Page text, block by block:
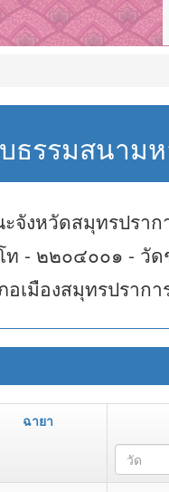
ธรรมสนาม
จังหวัดสมุทรปรา
ท - ๒๒๐๔๐๐๑ - วัด
เมืองสมุทรปราก
ฉายา
วัด